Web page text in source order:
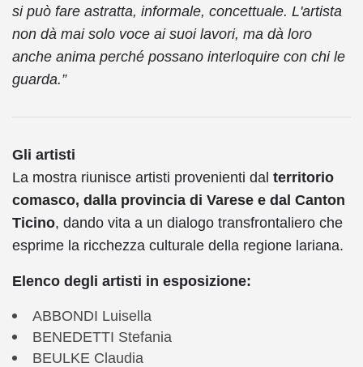
si può fare astratta, informale, concettuale. L'artista
non dà mai solo voce ai suoi lavori, ma dà loro
anche anima perché possano interloquire con chi le
guarda.”
Gli artisti
La mostra riunisce artisti provenienti dal territorio
comasco, dalla provincia di Varese e dal Canton
Ticino, dando vita a un dialogo transfrontaliero che
esprime la ricchezza culturale della regione lariana.
Elenco degli artisti in esposizione:
ABBONDI Luisella
BENEDETTI Stefania
BEULKE Claudia